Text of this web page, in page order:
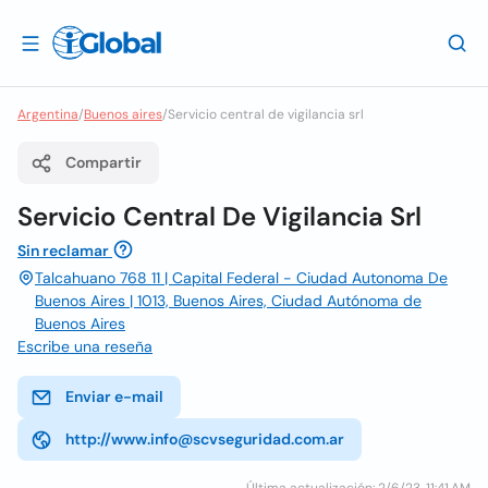
Argentina/Buenos aires/Servicio central de vigilancia srl
Compartir
Servicio Central De Vigilancia Srl
Sin reclamar
Talcahuano 768 11 | Capital Federal - Ciudad Autonoma De
Buenos Aires | 1013, Buenos Aires, Ciudad Autónoma de
Buenos Aires
Escribe una reseña
Enviar e-mail
http://www.info@scvseguridad.com.ar